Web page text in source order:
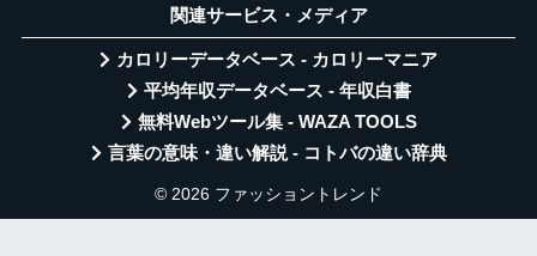
関連サービス・メディア
カロリーデータベース - カロリーマニア
平均年収データベース - 年収白書
無料Webツール集 - WAZA TOOLS
言葉の意味・違い解説 - コトバの違い辞典
© 2026 ファッショントレンド